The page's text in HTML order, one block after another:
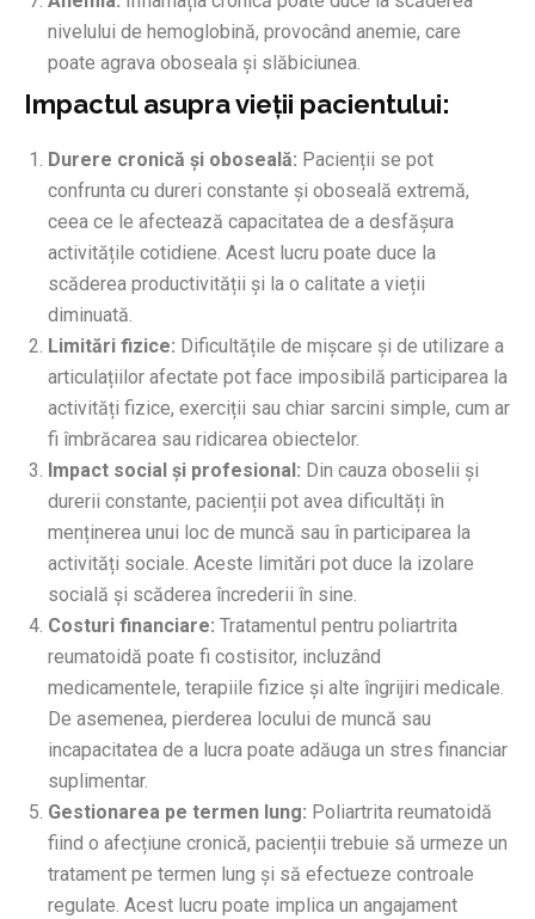
nivelului de hemoglobină, provocând anemie, care
poate agrava oboseala și slăbiciunea.
Impactul asupra vieții pacientului:
Durere cronică și oboseală: Pacienții se pot
confrunta cu dureri constante și oboseală extremă,
ceea ce le afectează capacitatea de a desfășura
activitățile cotidiene. Acest lucru poate duce la
scăderea productivității și la o calitate a vieții
diminuată.
Limitări fizice: Dificultățile de mișcare și de utilizare a
articulațiilor afectate pot face imposibilă participarea la
activități fizice, exerciții sau chiar sarcini simple, cum ar
fi îmbrăcarea sau ridicarea obiectelor.
Impact social și profesional: Din cauza oboselii și
durerii constante, pacienții pot avea dificultăți în
menținerea unui loc de muncă sau în participarea la
activități sociale. Aceste limitări pot duce la izolare
socială și scăderea încrederii în sine.
Costuri financiare: Tratamentul pentru poliartrita
reumatoidă poate fi costisitor, incluzând
medicamentele, terapiile fizice și alte îngrijiri medicale.
De asemenea, pierderea locului de muncă sau
incapacitatea de a lucra poate adăuga un stres financiar
suplimentar.
Gestionarea pe termen lung: Poliartrita reumatoidă
fiind o afecțiune cronică, pacienții trebuie să urmeze un
tratament pe termen lung și să efectueze controale
regulate. Acest lucru poate implica un angajament